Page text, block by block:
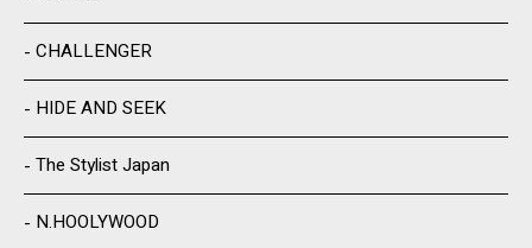
CHALLENGER
HIDE AND SEEK
The Stylist Japan
N.HOOLYWOOD